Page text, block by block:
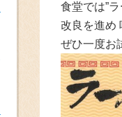
食堂では”
改良を進め
ぜひ一度お